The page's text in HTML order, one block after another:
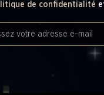
de confidentialité